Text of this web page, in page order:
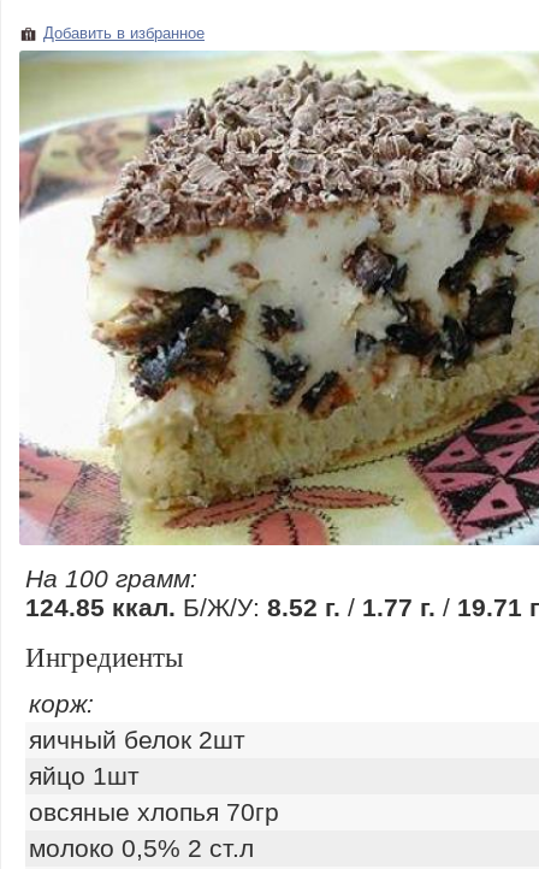
Добавить в избранное
На 100 грамм:
124.85 ккал. Б/Ж/У: 8.52 г. / 1.77 г. / 19.71
Ингредиенты
корж:
яичный белок 2шт
яйцо 1шт
овсяные хлопья 70гр
молоко 0,5% 2 ст.л